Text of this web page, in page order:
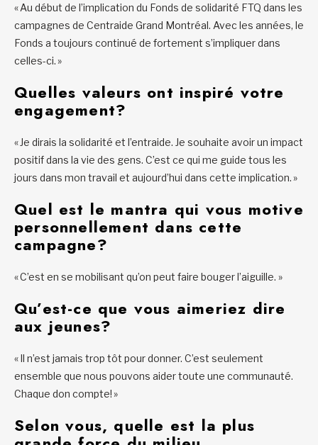
« Au début de l’implication du Fonds de solidarité FTQ dans les
campagnes de Centraide Grand Montréal. Avec les années, le
Fonds a toujours continué de fortement s’impliquer dans
celles-ci. »
Quelles valeurs ont inspiré votre
engagement?
« Je dirais la solidarité et l’entraide. Je souhaite avoir un impact
positif dans la vie des gens. C’est ce qui me guide tous les
jours dans mon travail et aujourd’hui dans cette implication. »
Quel est le mantra qui vous motive
personnellement dans cette
campagne?
« C’est en se mobilisant qu’on peut faire bouger l’aiguille. »
Qu’est-ce que vous aimeriez dire
aux jeunes?
« Il n’est jamais trop tôt pour donner. C’est seulement
ensemble que nous pouvons aider toute une communauté.
Chaque don compte! »
Selon vous, quelle est la plus